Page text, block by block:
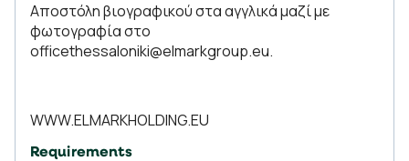
Αποστόλη βιογραφικού στα αγγλικά μαζί με
φωτογραφία στο
officethessaloniki@elmarkgroup.eu.
WWW.ELMARKHOLDING.EU
Requirements